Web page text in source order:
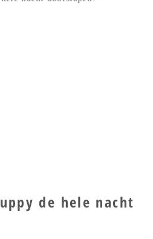
de hele nacht